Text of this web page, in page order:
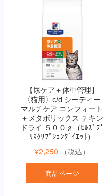
【尿ケア＋体重管理】
〈猫用〉c/d シーディー
マルチケア コンフォート
＋メタボリックス チキン
ドライ ５００ｇ（ﾋﾙｽﾞﾌﾟ
ﾘｽｸﾘﾌﾟｼｮﾝﾀﾞｲｴｯﾄ）
¥2,250 （税込）
商品ページ